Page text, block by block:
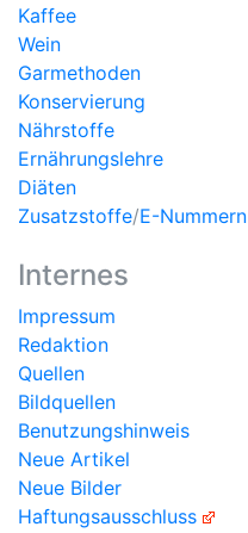
Kaffee
Wein
Garmethoden
Konservierung
Nährstoffe
Ernährungslehre
Diäten
Zusatzstoffe/E-Nummern
Internes
Impressum
Redaktion
Quellen
Bildquellen
Benutzungshinweis
Neue Artikel
Neue Bilder
Haftungsausschluss